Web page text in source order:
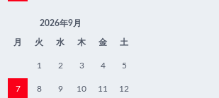
2026年9月
月 火 水 木 金 土
1 2 3 4 5
7 8 9 10 11 12